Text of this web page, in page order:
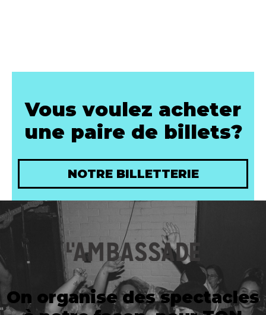
Vous voulez acheter
une paire de billets?
NOTRE BILLETTERIE
On organise des spectacles